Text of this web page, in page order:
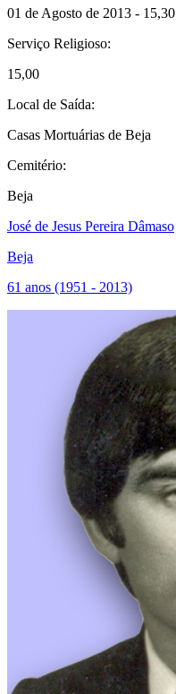
01 de Agosto de 2013 - 15,30
Serviço Religioso:
15,00
Local de Saída:
Casas Mortuárias de Beja
Cemitério:
Beja
José de Jesus Pereira Dâmaso
Beja
61 anos (1951 - 2013)